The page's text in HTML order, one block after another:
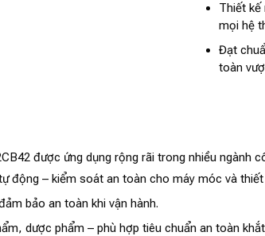
Thiết
mọi hệ
Đạt
toàn
được ứng dụng rộng rãi trong nhiều ngành
động – kiểm soát an toàn cho máy móc và thiết
bảo an toàn khi vận hành.
dược phẩm – phù hợp tiêu chuẩn an toàn